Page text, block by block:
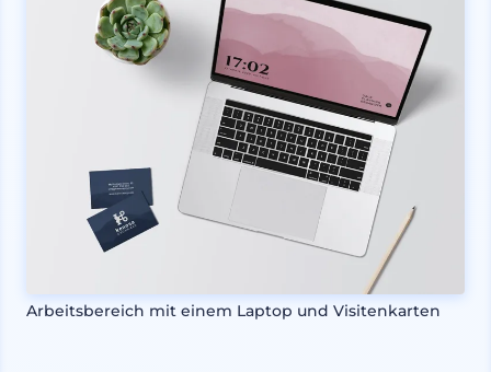
Arbeitsbereich mit einem Laptop und Visitenkarten